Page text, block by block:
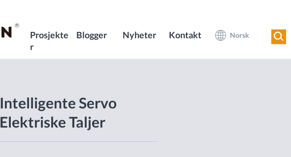
Prosjekte
r
Blogger Nyheter Kontakt Norsk
Intelligente Servo
Elektriske Taljer